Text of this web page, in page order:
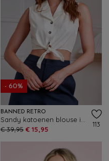
- 60%
BANNED RETRO
€ 39,95 € 15,95
113